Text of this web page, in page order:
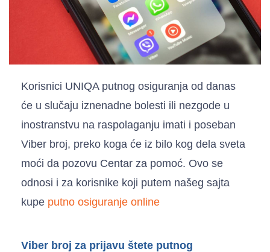
Korisnici UNIQA putnog osiguranja od danas
će u slučaju iznenadne bolesti ili nezgode u
inostranstvu na raspolaganju imati i poseban
Viber broj, preko koga će iz bilo kog dela sveta
moći da pozovu Centar za pomoć. Ovo se
odnosi i za korisnike koji putem našeg sajta
kupe putno osiguranje online
Viber broj za prijavu štete putnog